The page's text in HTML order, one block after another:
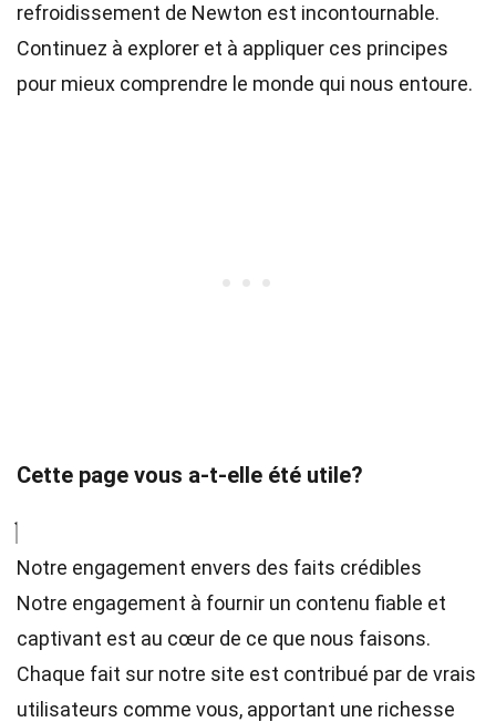
refroidissement de Newton est incontournable.
Continuez à explorer et à appliquer ces principes
pour mieux comprendre le monde qui nous entoure.
Cette page vous a-t-elle été utile?
Notre engagement envers des faits crédibles
Notre engagement à fournir un contenu fiable et
captivant est au cœur de ce que nous faisons.
Chaque fait sur notre site est contribué par de vrais
utilisateurs comme vous, apportant une richesse